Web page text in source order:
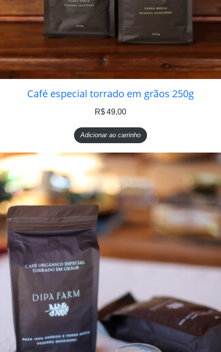
Café especial torrado em grãos 250g
R$49,00
Adicionar ao carrinho